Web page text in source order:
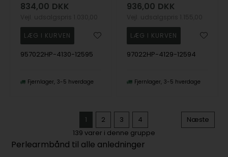
834,00 DKK
957022HP-4130-12595
Fjernlager 3-5 hverdage
936,00 DKK
97022HP-4129-12594
Fjernlager 3-5 hverdage
1 2 3 4
Næste
139 varer i denne gruppe
Perlearmbånd til alle anledninger